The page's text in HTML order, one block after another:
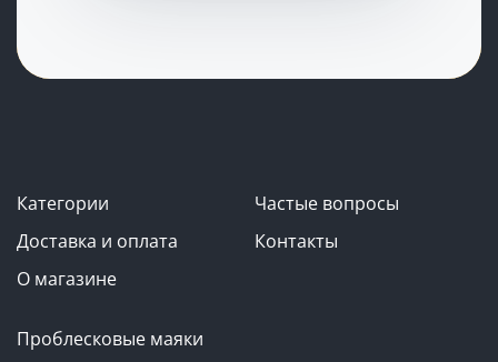
Категории
Частые вопросы
Доставка и оплата
Контакты
О магазине
Проблесковые маяки